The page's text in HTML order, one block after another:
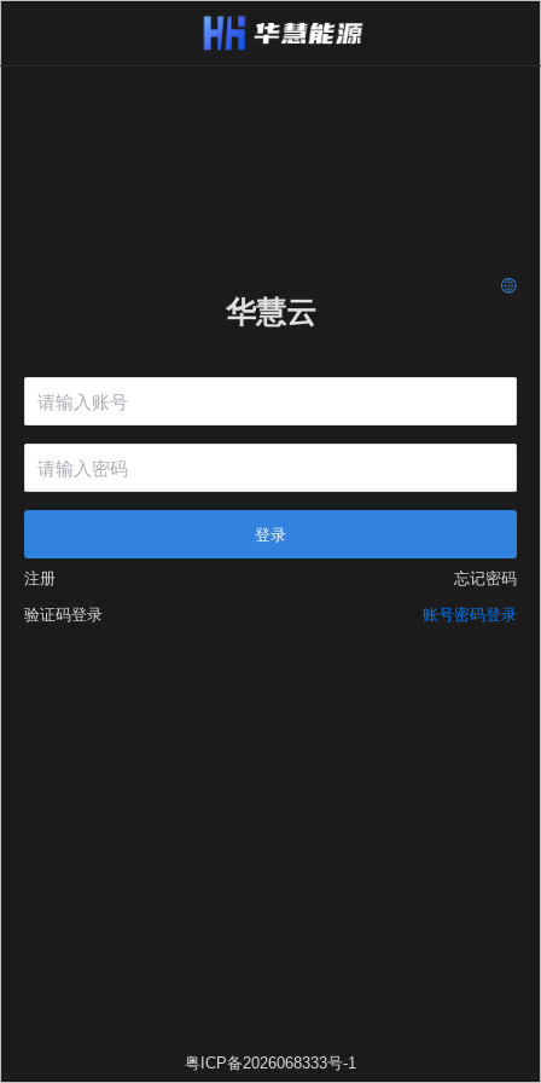
华慧云
登录
注册
忘记密码
验证码登录
账号密码登录
粤ICP备2026068333号-1